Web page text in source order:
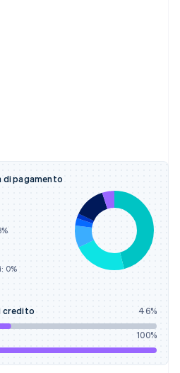
di pagamento
%
0%
credito 46%
100%